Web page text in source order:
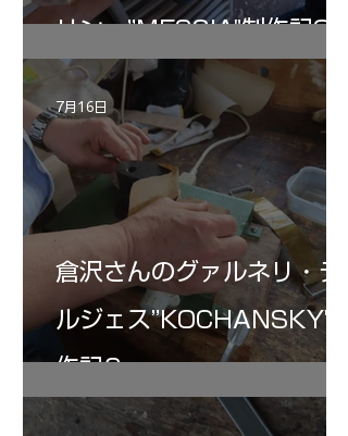
リン ”MESSIA"制作記32
倉沢さんのグァルネリ・デ
ルジェス”KOCHANSKY"制
作記6
7月16日